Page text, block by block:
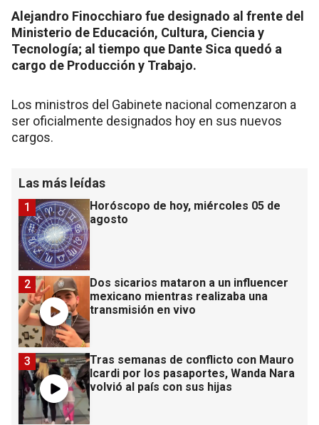
Alejandro Finocchiaro fue designado al frente del
Ministerio de Educación, Cultura, Ciencia y
Tecnología; al tiempo que Dante Sica quedó a
cargo de Producción y Trabajo.
Los ministros del Gabinete nacional comenzaron a
ser oficialmente designados hoy en sus nuevos
cargos.
Las más leídas
Horóscopo de hoy, miércoles 05 de
agosto
1
Dos sicarios mataron a un influencer
mexicano mientras realizaba una
transmisión en vivo
2
Tras semanas de conflicto con Mauro
Icardi por los pasaportes, Wanda Nara
volvió al país con sus hijas
3